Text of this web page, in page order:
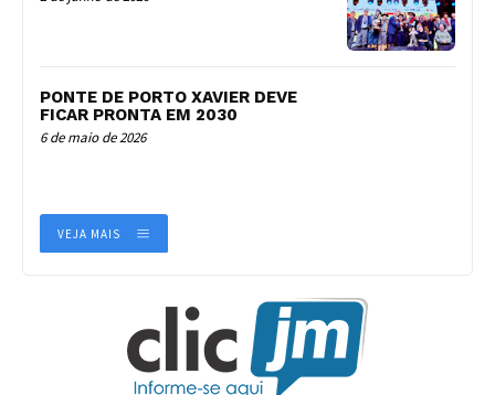
PONTE DE PORTO XAVIER DEVE
FICAR PRONTA EM 2030
6 de maio de 2026
VEJA MAIS